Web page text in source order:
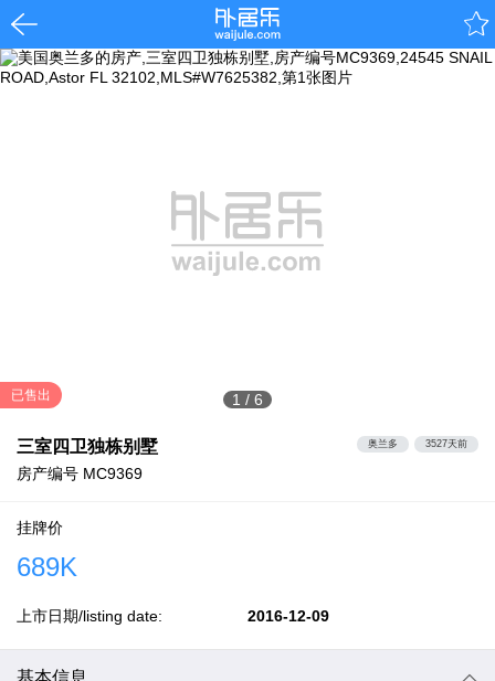
1 / 6
已售出
三室四卫独栋别墅
房产编号 MC9369
奥兰多 3527天前
挂牌价
689K
上市日期/listing date: 2016-12-09
基本信息